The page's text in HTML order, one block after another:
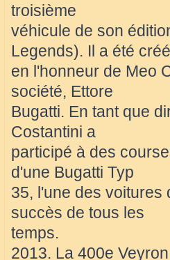
troisième
véhicule de son
Legends). Il a été créé
en l'honneur de Meo
société, Ettore
Bugatti. En tant que
Costantini a
participé à des
d'une Bugatti Typ
35, l'une des voitures
succès de tous les
temps.
2013. La 400e